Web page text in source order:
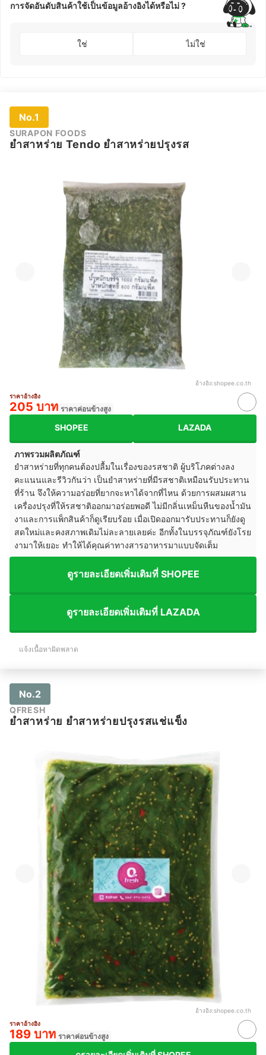
การจัดอันดับสินค้าใช้เป็นข้อมูลอ้างอิงได้หรือไม่ ?
ใช่ ไม่ใช่
No.1
SURAPON FOODS
ยำสาหร่าย Tendo ยำสาหร่ายปรุงรส
อ้างอิง:shopee.co.th
ราคาอ้างอิง
205 บาท ราคาค่อนข้างสูง
SHOPEE LAZADA
ภาพรวมผลิตภัณฑ์
ยำสาหร่ายที่ทุกคนต้องปลื้มในเรื่องของรสชาติ ผู้บริโภคต่างลง
คะแนนและรีวิวกันว่า เป็นยำสาหร่ายที่มีรสชาติเหมือนรับประทาน
ที่ร้าน จึงให้ความอร่อยที่ยากจะหาได้จากที่ไหน ด้วยการผสมผสาน
เครื่องปรุงที่ให้รสชาติออกมาอร่อยพอดี ไม่มีกลิ่นเหม็นหืนของน้ำมัน
งาและการแพ็กสินค้าก็ดูเรียบร้อย เมื่อเปิดออกมารับประทานก็ยังดู
สดใหม่และคงสภาพเดิมไม่ละลายเลยค่ะ อีกทั้งในบรรจุภัณฑ์ยังโรย
งามาให้เยอะ ทำให้ได้คุณค่าทางสารอาหารมาแบบจัดเต็ม
ดูรายละเอียดเพิ่มเติมที่ SHOPEE
ดูรายละเอียดเพิ่มเติมที่ LAZADA
แจ้งเนื้อหาผิดพลาด
No.2
QFRESH
ยำสาหร่าย ยำสาหร่ายปรุงรสแช่แข็ง
อ้างอิง:shopee.co.th
ราคาอ้างอิง
189 บาท ราคาค่อนข้างสูง